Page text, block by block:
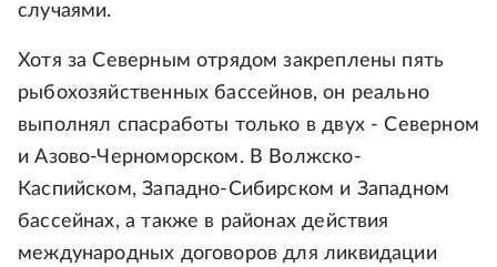
случаями.
Хотя за Северным отрядом закреплены пять
рыбохозяйственных бассейнов, он реально
выполнял спасработы только в двух - Северном
и Азово-Черноморском. В Волжско-
Каспийском, Западно-Сибирском и Западном
бассейнах, а также в районах действия
международных договоров для ликвидации